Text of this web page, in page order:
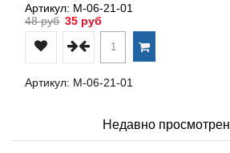
Артикул: М-06-21-01
48 руб 35 руб
Артикул: М-06-21-01
Недавно